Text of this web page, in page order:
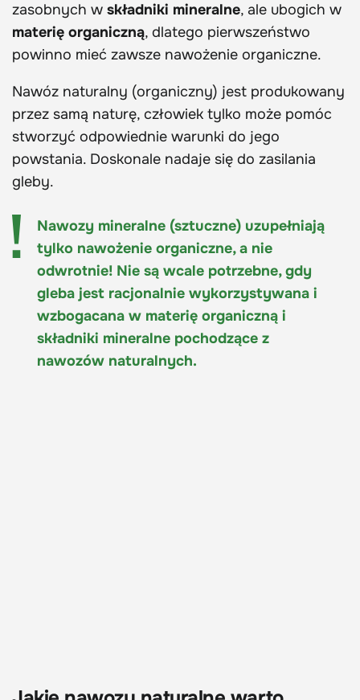
zasobnych w składniki mineralne, ale ubogich w
materię organiczną, dlatego pierwszeństwo
powinno mieć zawsze nawożenie organiczne.
Nawóz naturalny (organiczny) jest produkowany
przez samą naturę, człowiek tylko może pomóc
stworzyć odpowiednie warunki do jego
powstania. Doskonale nadaje się do zasilania
gleby.
Nawozy mineralne (sztuczne) uzupełniają
tylko nawożenie organiczne, a nie
odwrotnie! Nie są wcale potrzebne, gdy
gleba jest racjonalnie wykorzystywana i
wzbogacana w materię organiczną i
składniki mineralne pochodzące z
nawozów naturalnych.